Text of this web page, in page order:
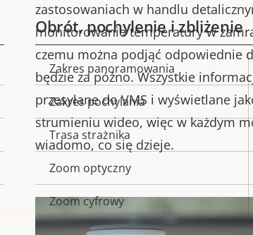
zastosowaniach w handlu
monitorowanie temperatury w
czemu można podjąć odpowiednie
będzie za późno. Wszystkie
przesyłane do VMS i wyświetlane
strumieniu wideo, więc w każdym
wiadomo, co się dzieje.
Obrót, pochylenie i zbliżenie
Opis
nieruchomości
Wartość
Zakres panoramowania
Zakres pochylania
Trasa strażnika
Zoom optyczny
Zoom cyfrowy